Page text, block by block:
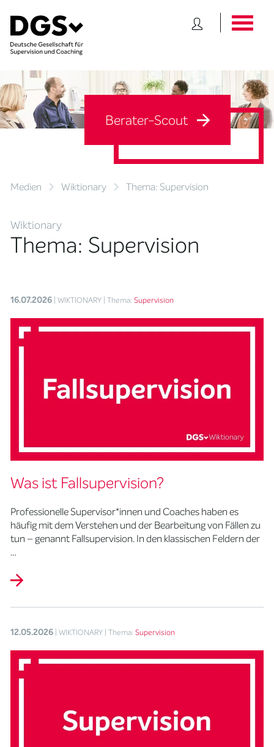
Medien Wiktionary Thema: Supervision
Berater-Scout
Wiktionary
Thema: Supervision
16.07.2026 | WIKTIONARY | Thema:Supervision
Was ist Fallsupervision?
Professionelle Supervisor*innen und Coaches haben es
häufig mit dem Verstehen und der Bearbeitung von Fällen zu
tun – genannt Fallsupervision. In den klassischen Feldern der
…
12.05.2026 | WIKTIONARY | Thema:Supervision